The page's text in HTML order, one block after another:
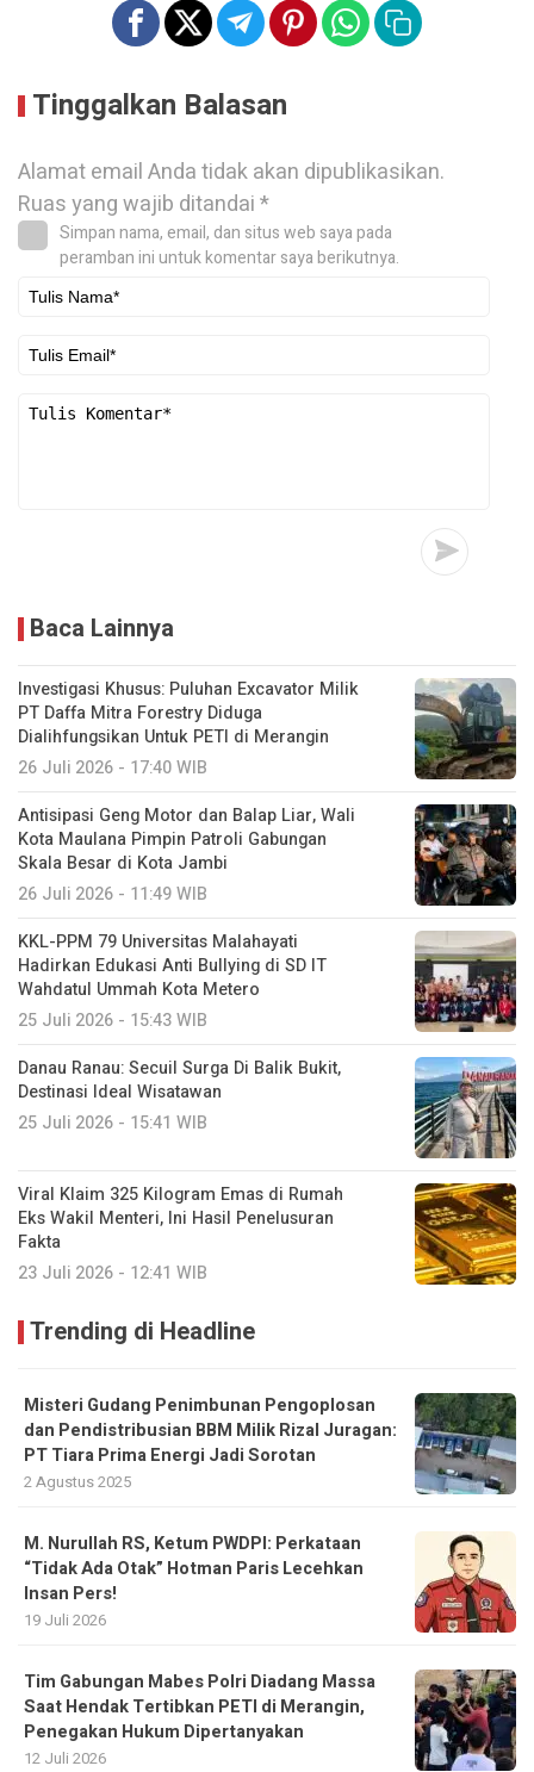
Tinggalkan Balasan
Alamat email Anda tidak akan dipublikasikan.
Ruas yang wajib ditandai*
Simpan nama, email, dan situs web saya pada
peramban ini untuk komentar saya berikutnya.
Baca Lainnya
Investigasi Khusus: Puluhan Excavator Milik
PT Daffa Mitra Forestry Diduga
Dialihfungsikan Untuk PETI di Merangin
26 Juli 2026 - 17:40 WIB
Antisipasi Geng Motor dan Balap Liar, Wali
Kota Maulana Pimpin Patroli Gabungan
Skala Besar di Kota Jambi
26 Juli 2026 - 11:49 WIB
KKL-PPM 79 Universitas Malahayati
Hadirkan Edukasi Anti Bullying di SD IT
Wahdatul Ummah Kota Metero
25 Juli 2026 - 15:43 WIB
Danau Ranau: Secuil Surga Di Balik Bukit,
Destinasi Ideal Wisatawan
25 Juli 2026 - 15:41 WIB
Viral Klaim 325 Kilogram Emas di Rumah
Eks Wakil Menteri, Ini Hasil Penelusuran
Fakta
23 Juli 2026 - 12:41 WIB
Trending di Headline
Misteri Gudang Penimbunan Pengoplosan
dan Pendistribusian BBM Milik Rizal Juragan:
PT Tiara Prima Energi Jadi Sorotan
2 Agustus 2025
M. Nurullah RS, Ketum PWDPI: Perkataan
“Tidak Ada Otak” Hotman Paris Lecehkan
Insan Pers!
19 Juli 2026
Tim Gabungan Mabes Polri Diadang Massa
Saat Hendak Tertibkan PETI di Merangin,
Penegakan Hukum Dipertanyakan
12 Juli 2026